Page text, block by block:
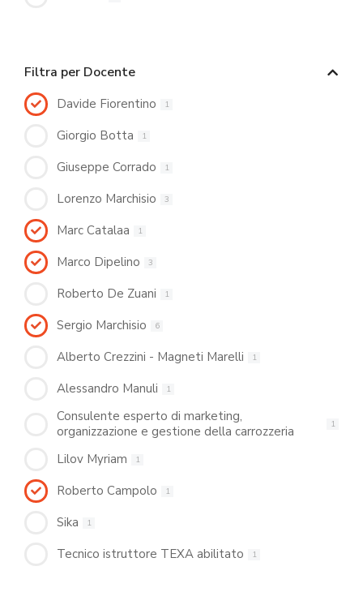
Filtra per Docente
Davide Fiorentino 1
Giorgio Botta 1
Giuseppe Corrado 1
Lorenzo Marchisio 3
Marc Catalaa 1
Marco Dipelino 3
Roberto De Zuani 1
Sergio Marchisio 6
Alberto Crezzini - Magneti Marelli 1
Alessandro Manuli 1
Consulente esperto di marketing,
organizzazione e gestione della carrozzeria
1
Lilov Myriam 1
Roberto Campolo 1
Sika 1
Tecnico istruttore TEXA abilitato 1